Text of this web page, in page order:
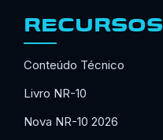
RECURSOS
Conteúdo Técnico
Livro NR-10
Nova NR-10 2026